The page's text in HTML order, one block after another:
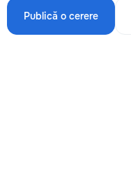
Publică o cerere